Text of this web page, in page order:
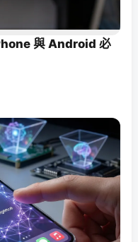
與 Android 必